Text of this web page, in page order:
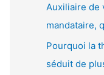
Auxiliaire de
mandataire,
Pourquoi la
séduit de